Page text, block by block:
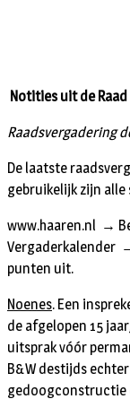
Notities uit de Raad
Raadsvergadering
De laatste
gebruikelijk zijn alle
www.haaren.nl →
Vergaderkalender
punten uit.
Noenes. Een
de afgelopen 15
uitsprak vóór
B&W destijds
gedoogconstructie